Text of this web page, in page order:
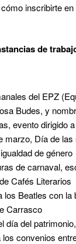
inscribirte en
de
del EPZ
Budes, y
evento dirigido
marzo, Día de
de género
de carnaval,
Cafés Literarios
Beatles con la
Carrasco
día del
convenios